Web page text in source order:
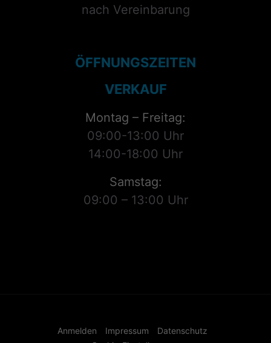
nach Vereinbarung
ÖFFNUNGSZEITEN
VERKAUF
Montag – Freitag:
09:00-13:00 Uhr
14:00-18:00 Uhr
Samstag:
09:00 – 13:00 Uhr
Anmelden Impressum
Datenschutz